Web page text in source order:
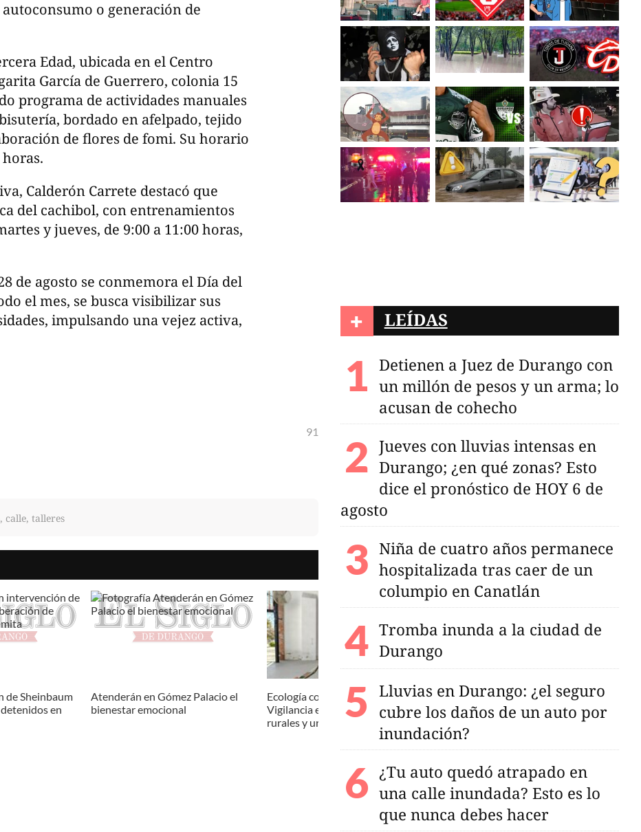
o generación de
Edad, ubicada en el Centro
García de Guerrero, colonia 15
programa de actividades manuales
bordado en afelpado, tejido
de flores de fomi. Su horario
Calderón Carrete destacó que
del cachibol, con entrenamientos
y jueves, de 9:00 a 11:00 horas,
de agosto se conmemora el Día del
el mes, se busca visibilizar sus
impulsando una vejez activa,
91
calle, talleres
de Sheinbaum
en
Atenderán en Gómez Palacio el
bienestar emocional
Ecología conformará Comités de
Vigilancia en las comunidades
rurales y urbanas
+ LEÍDAS
Detienen a Juez de Durango con
un millón de pesos y un arma; lo
acusan de cohecho
Jueves con lluvias intensas en
Durango; ¿en qué zonas? Esto
dice el pronóstico de HOY 6 de
agosto
Niña de cuatro años permanece
hospitalizada tras caer de un
columpio en Canatlán
Tromba inunda a la ciudad de
Durango
Lluvias en Durango: ¿el seguro
cubre los daños de un auto por
inundación?
¿Tu auto quedó atrapado en
una calle inundada? Esto es lo
que nunca debes hacer